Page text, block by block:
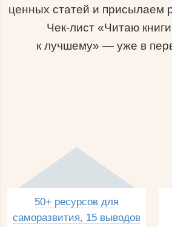
ценных статей и присылаем
Чек-лист «Читаю
к лучшему» — уже в
50+ ресурсов для
саморазвития, 15 выводов